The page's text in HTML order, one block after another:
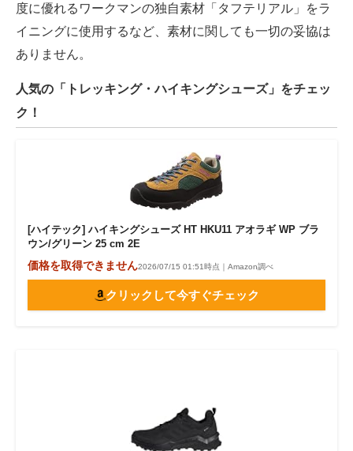
度に優れるワークマンの独自素材「タフテリアル」をラ
イニングに使用するなど、素材に関しても一切の妥協は
ありません。
人気の「トレッキング・ハイキングシューズ」をチェッ
ク！
[ハイテック] ハイキングシューズ HT HKU11 アオラギ WP ブラ
ウン/グリーン 25 cm 2E
価格を取得できません2026/07/15 01:51時点｜Amazon調べ
クリックして今すぐチェック